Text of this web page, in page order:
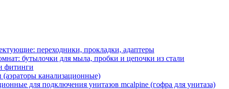
переходники, прокладки, адаптеры
бутылочки для мыла, пробки и цепочки из стали
фитинги
канализационные)
для подключения унитазов mcalpine (гофра для унитаза)